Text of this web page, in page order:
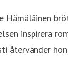
Hämäläinen
inspirera
återvänder